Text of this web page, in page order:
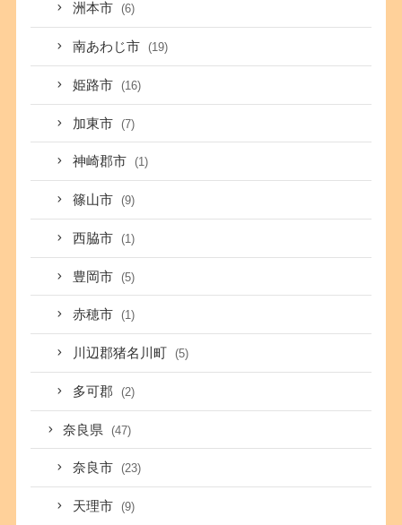
洲本市 (6)
南あわじ市 (19)
姫路市 (16)
加東市 (7)
神崎郡市 (1)
篠山市 (9)
西脇市 (1)
豊岡市 (5)
赤穂市 (1)
川辺郡猪名川町 (5)
多可郡 (2)
奈良県 (47)
奈良市 (23)
天理市 (9)